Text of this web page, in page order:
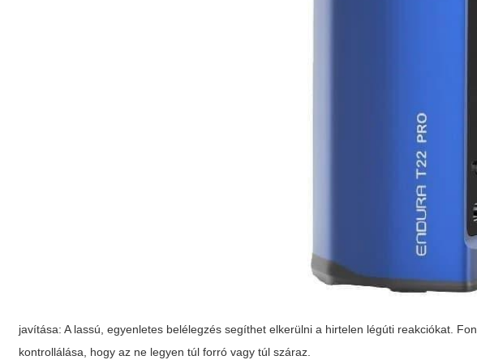
javítása: A lassú, egyenletes belélegzés segíthet elkerülni a hirtelen légúti reakciókat.
kontrollálása, hogy az ne legyen túl forró vagy túl száraz.